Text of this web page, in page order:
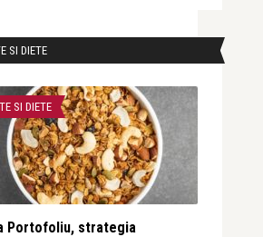
SI DIETE
SI DIETE
Portofoliu, strategia